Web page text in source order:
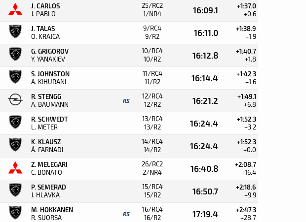
J. CARLOS
J. PABLO
25/RC2
1/NR4
16:09.1 +1:37.0
+0.6
J. TALAS
O. KRAJCA
9/RC4
9/R2
16:11.0 +1:38.9
+1.9
G. GRIGOROV
Y. YANAKIEV
10/RC4
10/R2
16:12.8 +1:40.7
+1.8
S. JOHNSTON
A. KIHURANI
11/RC4
11/R2
16:14.4 +1:42.3
+1.6
R. STENGG
A. BAUMANN RS
12/RC4
12/R2
16:21.2 +1:49.1
+6.8
R. SCHWEDT
L. METER
13/RC4
13/R2
16:24.4 +1:52.3
+3.2
K. KLAUSZ
Á. FARNADI
14/RC4
14/R2
16:24.4 +1:52.3
+0.0
Z. MELEGARI
C. BONATO
26/RC2
2/NR4
16:40.8 +2:08.7
+16.4
P. SEMERAD
J. HLAVKA
15/RC4
15/R2
16:50.7 +2:18.6
+9.9
M. HOKKANEN
R. SUORSA RS
16/RC4
16/R2
17:19.4 +2:47.3
+28.7